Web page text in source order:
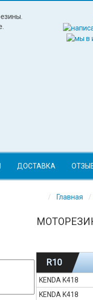
ДОСТАВКА
Главная
R10
KENDA K418
KENDA K418